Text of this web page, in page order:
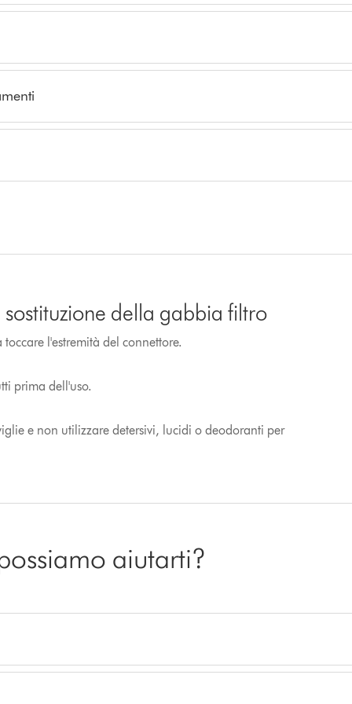
della gabbia filtro
l'estremità del connettore.
prima dell'uso.
e non utilizzare detersivi, lucidi o deodoranti per
aiutarti?